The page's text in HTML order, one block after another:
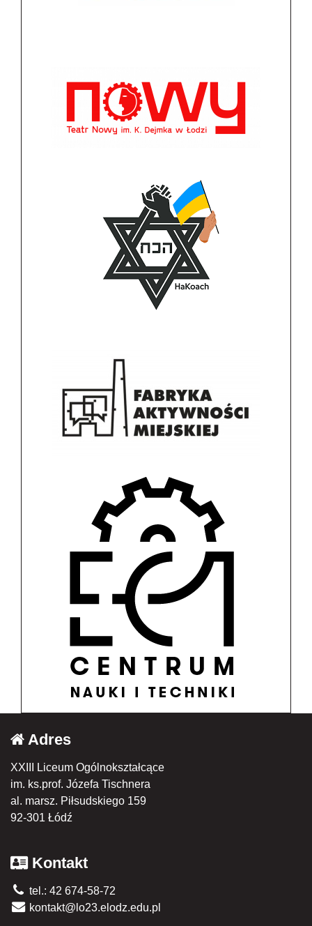
Adres
XXIII Liceum Ogólnokształcące
im. ks.prof. Józefa Tischnera
al. marsz. Piłsudskiego 159
92-301 Łódź
Kontakt
tel.: 42 674-58-72
kontakt@lo23.elodz.edu.pl